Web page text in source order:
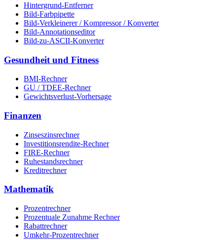
Hintergrund-Entferner
Bild-Farbpipette
Bild-Verkleinerer / Kompressor / Konverter
Bild-Annotationseditor
Bild-zu-ASCII-Konverter
Gesundheit und Fitness
BMI-Rechner
GU / TDEE-Rechner
Gewichtsverlust-Vorhersage
Finanzen
Zinseszinsrechner
Investitionsrendite-Rechner
FIRE-Rechner
Ruhestandsrechner
Kreditrechner
Mathematik
Prozentrechner
Prozentuale Zunahme Rechner
Rabattrechner
Umkehr-Prozentrechner